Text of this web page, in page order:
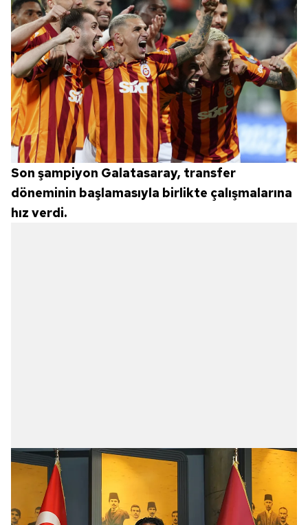
Son şampiyon Galatasaray, transfer
döneminin başlamasıyla birlikte çalışmalarına
hız verdi.